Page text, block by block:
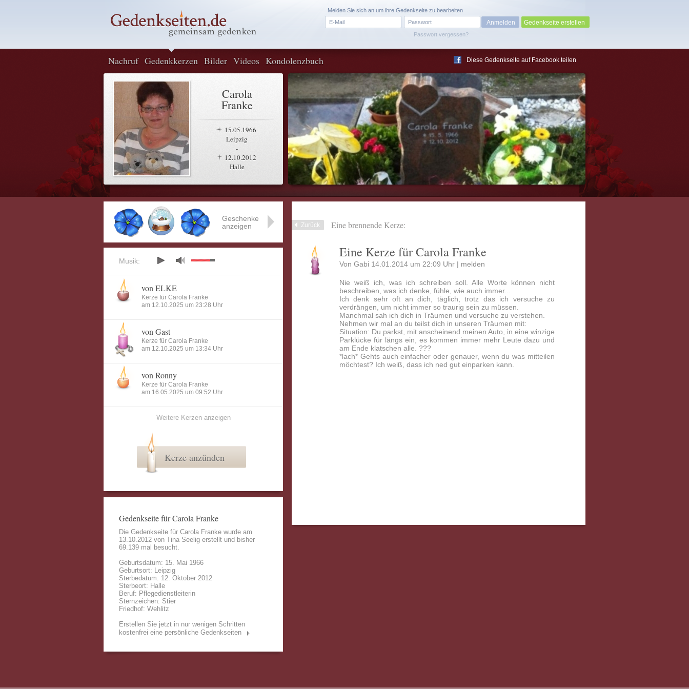
Passwort vergessen?
Melden Sie sich an um ihre Gedenkseite zu bearbeiten
Gedenkseite erstellen
Nachruf Gedenkkerzen Bilder Videos Kondolenzbuch Diese Gedenkseite auf Facebook teilen
Carola
Franke
15.05.1966
Leipzig
-
12.10.2012
Halle
Zurück Eine brennende Kerze:
Eine Kerze für Carola Franke
Von Gabi 14.01.2014 um 22:09 Uhr | melden
Nie weiß ich, was ich schreiben soll. Alle Worte können nicht
beschreiben, was ich denke, fühle, wie auch immer...
Ich denk sehr oft an dich, täglich, trotz das ich versuche zu
verdrängen, um nicht immer so traurig sein zu müssen.
Manchmal sah ich dich in Träumen und versuche zu verstehen.
Nehmen wir mal an du teilst dich in unseren Träumen mit:
Situation: Du parkst, mit anscheinend meinen Auto, in eine winzige
Parklücke für längs ein, es kommen immer mehr Leute dazu und
am Ende klatschen alle. ???
*lach* Gehts auch einfacher oder genauer, wenn du was mitteilen
möchtest? Ich weiß, dass ich ned gut einparken kann.
Geschenke
anzeigen
Musik:
von ELKE
Kerze für Carola Franke
am 12.10.2025 um 23:28 Uhr
von Gast
Kerze für Carola Franke
am 12.10.2025 um 13:34 Uhr
von Ronny
Kerze für Carola Franke
am 16.05.2025 um 09:52 Uhr
Weitere Kerzen anzeigen
Kerze anzünden
Gedenkseite für Carola Franke
Die Gedenkseite für Carola Franke wurde am
13.10.2012 von Tina Seelig erstellt und bisher
69.139 mal besucht.
Geburtsdatum: 15. Mai 1966
Geburtsort: Leipzig
Sterbedatum: 12. Oktober 2012
Sterbeort: Halle
Beruf: Pflegedienstleiterin
Sternzeichen: Stier
Friedhof: Wehlitz
Erstellen Sie jetzt in nur wenigen Schritten
kostenfrei eine persönliche Gedenkseiten